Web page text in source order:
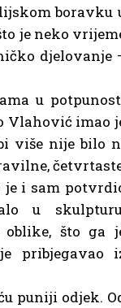
boravku
je neko
djelovanje
u
Vlahović imao
više nije bilo
je i sam
u
što ga
pribjegavao
puniji odjek.